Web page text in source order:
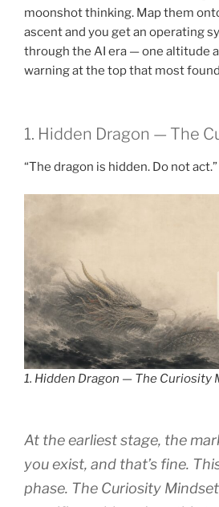
moonshot thinking. Map them
ascent and you get an operating
through the AI era — one altitude
warning at the top that most
1. Hidden Dragon — The
“The dragon is hidden. Do not act.”
1. Hidden Dragon — The Curiosity
At the earliest stage, the
you exist, and that’s fine.
phase. The Curiosity